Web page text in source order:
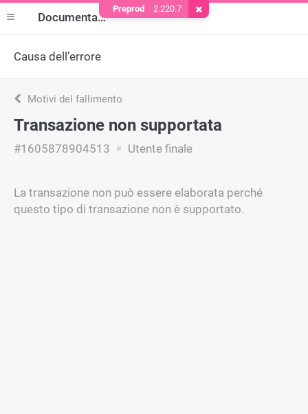
Documentazione
Causa dell’errore
Motivi del fallimento
Transazione non supportata
#1605878904513 Utente finale
La transazione non può essere elaborata perché
questo tipo di transazione non è supportato.
Preprod 2.220.7 Rimuovere il cookie